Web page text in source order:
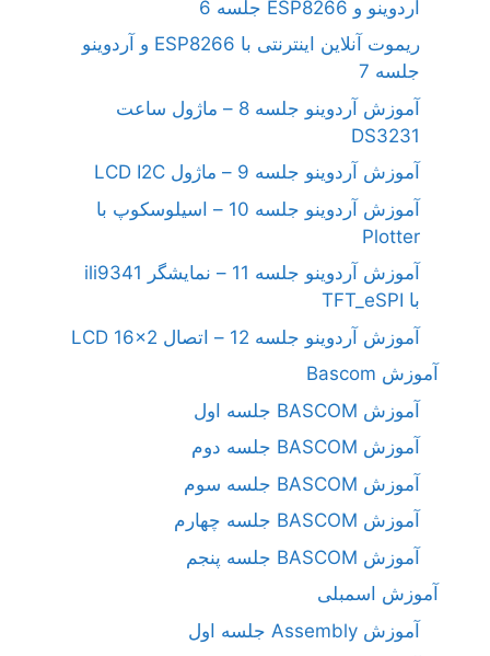
آردوینو و ESP8266 جلسه 6
ریموت آنلاین اینترنتی با ESP8266 و آردوینو
جلسه 7
آموزش آردوینو جلسه 8 – ماژول ساعت
DS3231
آموزش آردوینو جلسه 9 – ماژول LCD I2C
آموزش آردوینو جلسه 10 – اسیلوسکوپ با
Plotter
آموزش آردوینو جلسه 11 – نمایشگر ili9341
با TFT_eSPI
آموزش آردوینو جلسه 12 – اتصال LCD 16×2
آموزش Bascom
آموزش BASCOM جلسه اول
آموزش BASCOM جلسه دوم
آموزش BASCOM جلسه سوم
آموزش BASCOM جلسه چهارم
آموزش BASCOM جلسه پنجم
آموزش اسمبلی
آموزش Assembly جلسه اول